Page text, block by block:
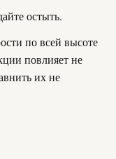
остыть.
по всей высоте
повлияет не
их не